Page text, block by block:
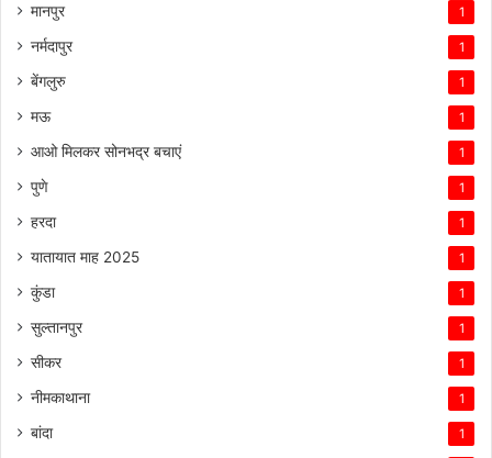
मानपुर 1
नर्मदापुर 1
बेंगलुरु 1
मऊ 1
आओ मिलकर सोनभद्र बचाएं 1
पुणे 1
हरदा 1
यातायात माह 2025 1
कुंडा 1
सुल्तानपुर 1
सीकर 1
नीमकाथाना 1
बांदा 1